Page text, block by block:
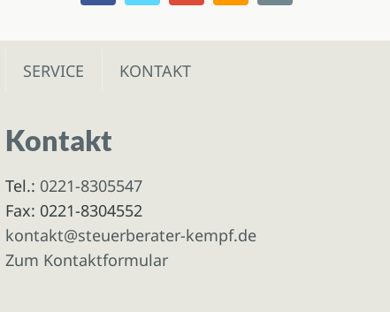
SERVICE KONTAKT
Kontakt
Tel.: 0221-8305547
Fax: 0221-8304552
kontakt@steuerberater-kempf.de
Zum Kontaktformular